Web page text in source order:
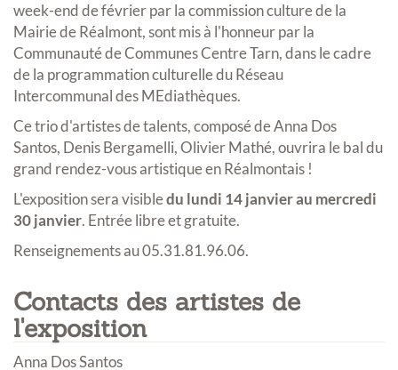
week-end de février par la commission culture de la
Mairie de Réalmont, sont mis à l'honneur par la
Communauté de Communes Centre Tarn, dans le cadre
de la programmation culturelle du Réseau
Intercommunal des MEdiathèques.
Ce trio d'artistes de talents, composé de Anna Dos
Santos, Denis Bergamelli, Olivier Mathé, ouvrira le bal du
grand rendez-vous artistique en Réalmontais !
L'exposition sera visibledu lundi 14 janvier au mercredi
30 janvier. Entrée libre et gratuite.
Renseignements au 05.31.81.96.06.
Contacts des artistes de
l'exposition
Anna Dos Santos